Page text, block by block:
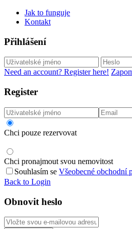
Jak to funguje
Kontakt
Přihlášení
Need an account? Register here!
Register
Chci pouze rezervovat
Chci pronajmout svou nemovitost
Souhlasím se Všeobecné obchodní
Back to Login
Obnovit heslo